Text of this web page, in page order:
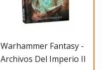
Warhammer Fantasy -
Archivos Del Imperio II